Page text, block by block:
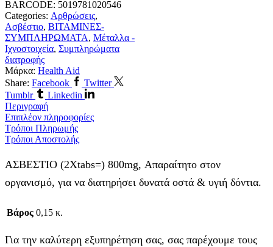
BARCODE: 5019781020546
Categories: Αρθρώσεις,
Ασβέστιο, ΒΙΤΑΜΙΝΕΣ-
ΣΥΜΠΛΗΡΩΜΑΤΑ, Μέταλλα -
Ιχνοστοιχεία, Συμπληρώματα
διατροφής
Μάρκα: Health Aid
Share: Facebook
Twitter
Tumblr
Linkedin
Περιγραφή
Επιπλέον πληροφορίες
Τρόποι Πληρωμής
Τρόποι Αποστολής
ΑΣΒΕΣΤΙΟ (2Χtabs=) 800mg, Απαραίτητο στον
οργανισμό, για να διατηρήσει δυνατά οστά & υγιή δόντια.
Βάρος 0,15 κ.
Για την καλύτερη εξυπηρέτηση σας, σας παρέχουμε τους